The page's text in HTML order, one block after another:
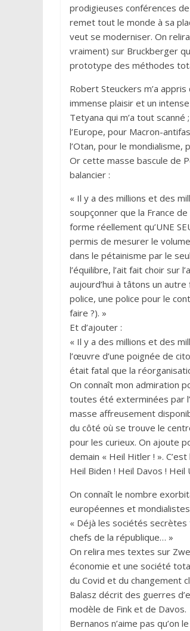
prodigieuses conférences
remet tout le monde à sa
veut se moderniser. On
vraiment) sur Bruckberger
prototype des méthodes
Robert Steuckers m’a
immense plaisir et un
Tetyana qui m’a tout
l’Europe, pour Macron-
l’Otan, pour le
Or cette masse bascule de
balancier :
« Il y a des millions et des
soupçonner que la France
forme réellement qu’UNE
permis de mesurer le
dans le pétainisme par le
l’équilibre, l’ait fait choir sur
aujourd’hui à tâtons un
police, une police pour le
faire ?). »
Et d’ajouter :
« Il y a des millions et des
l’œuvre d’une poignée de
était fatal que la
On connaît mon admiration
toutes été exterminées par
masse affreusement
du côté où se trouve le
pour les curieux. On ajoute
demain « Heil Hitler ! ».
Heil Biden ! Heil Davos ! Heil
On connaît le nombre
européennes et
« Déjà les sociétés
chefs de la république… »
On relira mes textes sur
économie et une société
du Covid et du changement
Balasz décrit des guerres
modèle de Fink et de Davos.
Bernanos n’aime pas qu’on